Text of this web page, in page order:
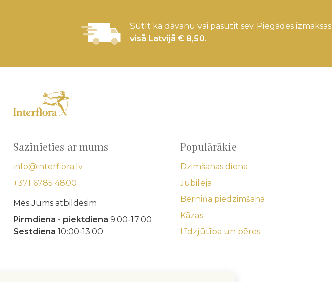
Sūtīt kā dāvanu vai pasūtit sev. Piegādes izmaksas
visā Latvijā € 8,50.
Sazinieties ar mums
info@interflora.lv
+371 6785 4800
Mēs Jums atbildēsim
Pirmdiena - piektdiena 9:00-17:00
Sestdiena 10:00-13:00
Populārākie
Dzimšanas diena
Jubileja
Bērniņa piedzimšana
Kāzas
Līdzjūtība un bēres